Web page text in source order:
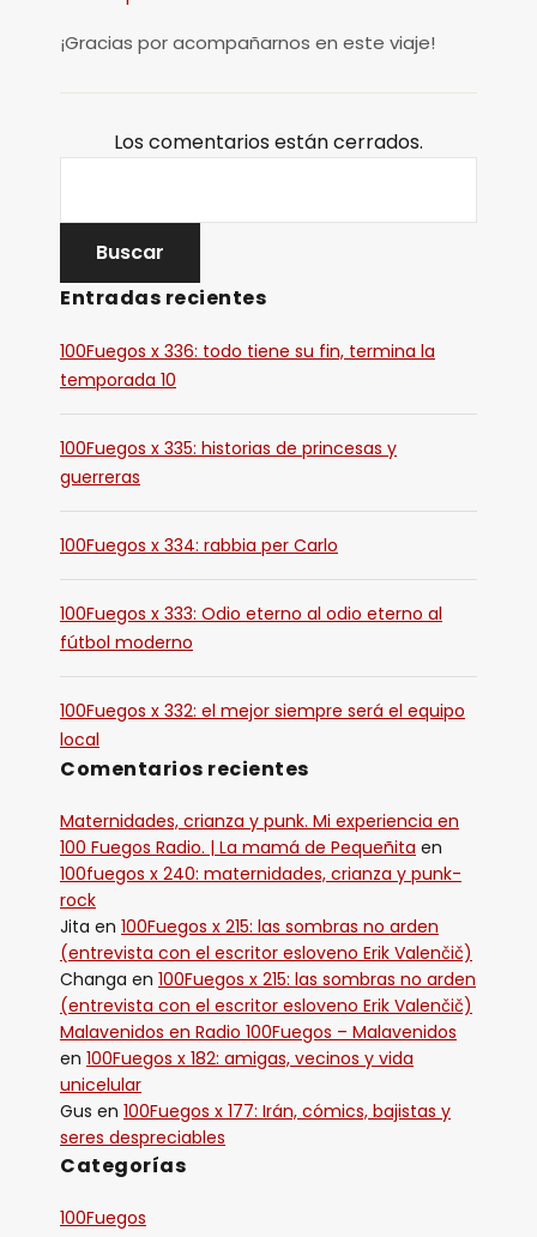
¡Gracias por acompañarnos en este viaje!
Los comentarios están cerrados.
Entradas recientes
100Fuegos x 336: todo tiene su fin, termina la
temporada 10
100Fuegos x 335: historias de princesas y
guerreras
100Fuegos x 334: rabbia per Carlo
100Fuegos x 333: Odio eterno al odio eterno al
fútbol moderno
100Fuegos x 332: el mejor siempre será el equipo
local
Comentarios recientes
Maternidades, crianza y punk. Mi experiencia en
100 Fuegos Radio. | La mamá de Pequeñita en
100fuegos x 240: maternidades, crianza y punk-
rock
Jita en 100Fuegos x 215: las sombras no arden
(entrevista con el escritor esloveno Erik Valenčič)
Changa en 100Fuegos x 215: las sombras no arden
(entrevista con el escritor esloveno Erik Valenčič)
Malavenidos en Radio 100Fuegos – Malavenidos
en 100Fuegos x 182: amigas, vecinos y vida
unicelular
Gus en 100Fuegos x 177: Irán, cómics, bajistas y
seres despreciables
Categorías
100Fuegos